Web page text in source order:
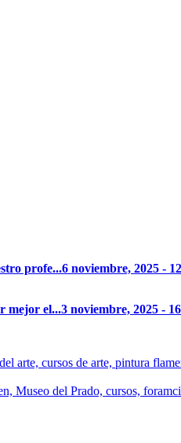
profe...6 noviembre, 2025 -
mejor el...3 noviembre, 2025 -